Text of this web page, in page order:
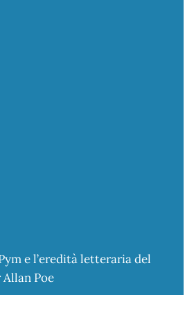
e l’eredità letteraria del
Poe